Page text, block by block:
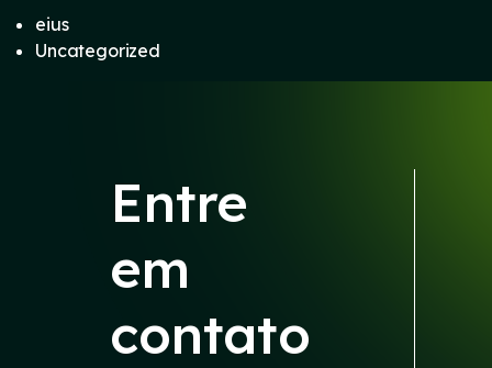
eius
Uncategorized
Entre
em
contato